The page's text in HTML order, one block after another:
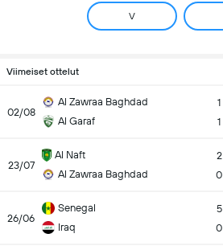
V
Viimeiset ottelut
02/08
Al Zawraa Baghdad
Al Garaf
1
1
23/07
Al Naft
Al Zawraa Baghdad
2
0
26/06
Senegal
Iraq
5
0